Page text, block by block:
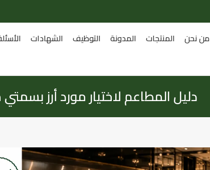
من نحن المنتجات المدونة التوظيف الشهادات
دليل المطاعم لاختيار مورد أرز